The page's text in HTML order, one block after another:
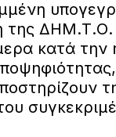
της ΔΗΜ.Τ.Ο.
κατά την